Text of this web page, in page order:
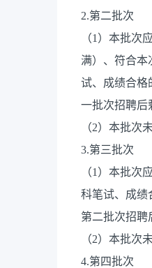
2.第二批次
（1）本批次
满）、符合本
试、成绩合格
一批次招聘后
（2）本批次
3.第三批次
（1）本批次
科笔试、成绩
第二批次招聘
（2）本批次
4.第四批次